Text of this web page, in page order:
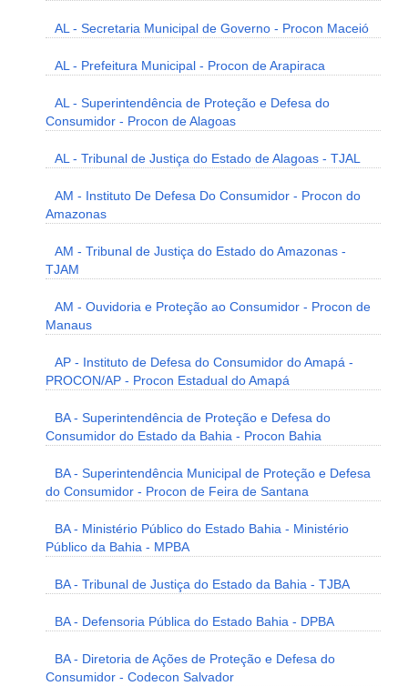
AL - Secretaria Municipal de Governo - Procon Maceió
AL - Prefeitura Municipal - Procon de Arapiraca
AL - Superintendência de Proteção e Defesa do
Consumidor - Procon de Alagoas
AL - Tribunal de Justiça do Estado de Alagoas - TJAL
AM - Instituto De Defesa Do Consumidor - Procon do
Amazonas
AM - Tribunal de Justiça do Estado do Amazonas -
TJAM
AM - Ouvidoria e Proteção ao Consumidor - Procon de
Manaus
AP - Instituto de Defesa do Consumidor do Amapá -
PROCON/AP - Procon Estadual do Amapá
BA - Superintendência de Proteção e Defesa do
Consumidor do Estado da Bahia - Procon Bahia
BA - Superintendência Municipal de Proteção e Defesa
do Consumidor - Procon de Feira de Santana
BA - Ministério Público do Estado Bahia - Ministério
Público da Bahia - MPBA
BA - Tribunal de Justiça do Estado da Bahia - TJBA
BA - Defensoria Pública do Estado Bahia - DPBA
BA - Diretoria de Ações de Proteção e Defesa do
Consumidor - Codecon Salvador